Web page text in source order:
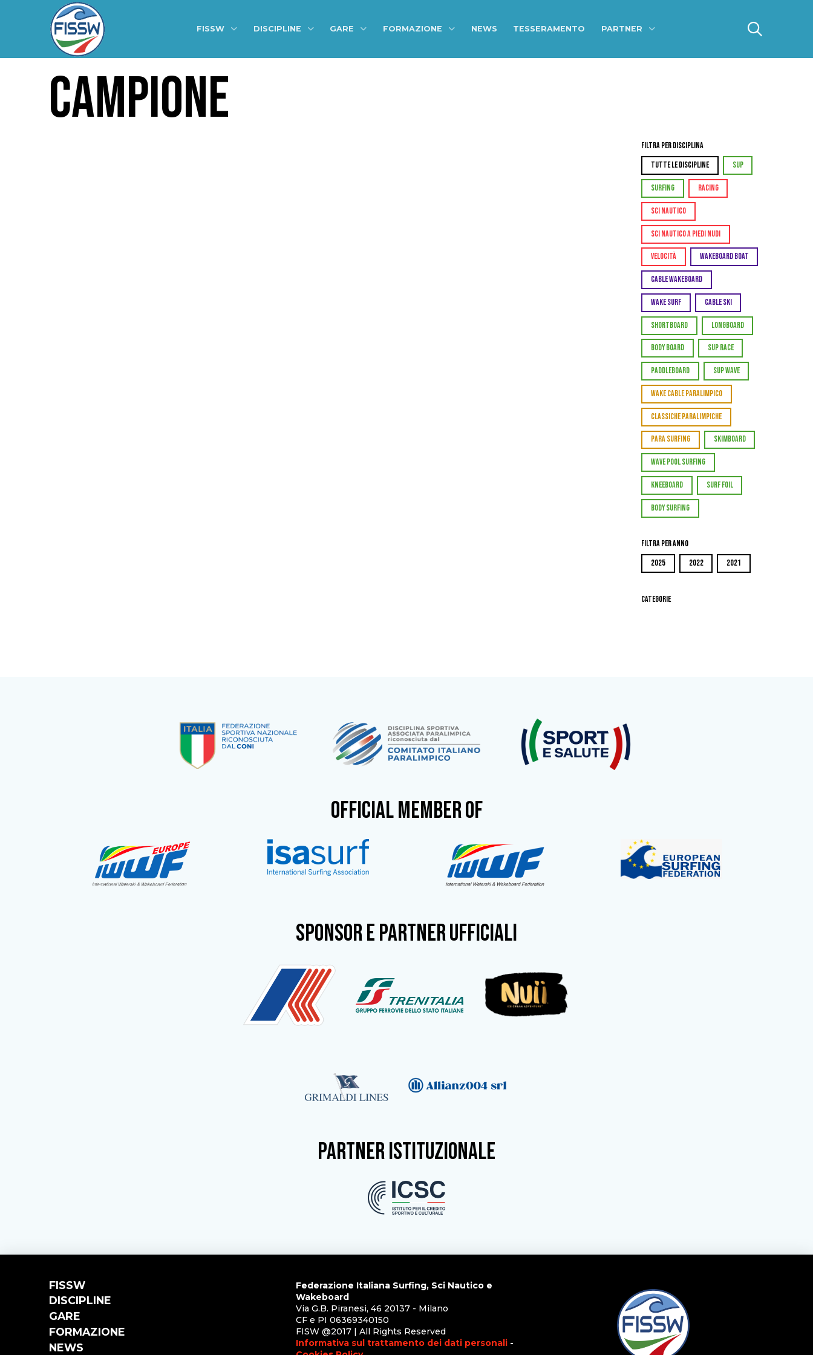
FISSW DISCIPLINE GARE FORMAZIONE NEWS TESSERAMENTO PARTNER
CAMPIONE
Filtra per Disciplina
TUTTE LE DISCIPLINE
SUP
SURFING RACING
SCI NAUTICO
SCI NAUTICO A PIEDI NUDI
VELOCITÀ WAKEBOARD BOAT
CABLE WAKEBOARD
WAKE SURF CABLE SKI
SHORTBOARD LONGBOARD
BODY BOARD SUP RACE
PADDLEBOARD SUP WAVE
WAKE CABLE PARALIMPICO
CLASSICHE PARALIMPICHE
PARA SURFING SKIMBOARD
WAVE POOL SURFING
KNEEBOARD SURF FOIL
BODY SURFING
Filtra per Anno
2025
2022 2021
Categorie
OFFICIAL MEMBER OF
SPONSOR e partner ufficiali
partner istituzionale
FISSW
DISCIPLINE
GARE
FORMAZIONE
NEWS
Federazione Italiana Surfing, Sci Nautico e
Wakeboard
Via G.B. Piranesi, 46 20137 - Milano
CF e PI 06369340150
FISW @2017 | All Rights Reserved
Informativa sul trattamento dei dati personali-